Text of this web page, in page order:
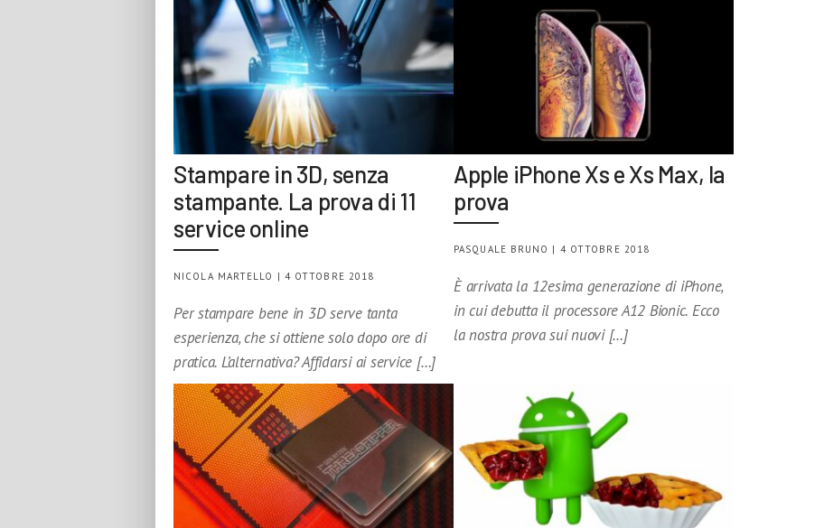
Stampare in 3D, senza
stampante. La prova di 11
service online
NICOLA MARTELLO | 4 OTTOBRE 2018
Per stampare bene in 3D serve tanta
esperienza, che si ottiene solo dopo ore di
pratica. L’alternativa? Affidarsi ai service […]
Apple iPhone Xs e Xs Max, la
prova
PASQUALE BRUNO | 4 OTTOBRE 2018
È arrivata la 12esima generazione di iPhone,
in cui debutta il processore A12 Bionic. Ecco
la nostra prova sui nuovi […]